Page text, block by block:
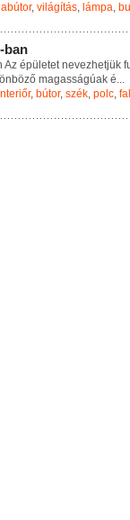
, világítás, lámpa,
-ban
Az épü etet nevezhetjü k f
önböző magasságúak é...
, bútor, szék, polc,